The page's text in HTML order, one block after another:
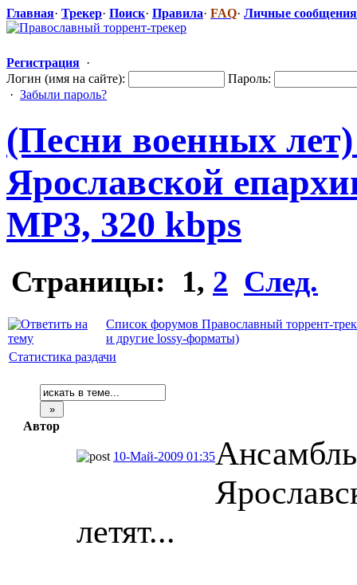
Главная· Трекер· Поиск· Правила· FAQ· Личные сообщения
Регистрация ·
Логин (имя на сайте):
Пароль:
· Забыли пароль?
(Песни военных
Ярославской
MP3, 320 kbps
Страницы: 1, 2 След.
Список форумов Православный торрент-
и другие lossy-форматы)
Статистика раздачи
Автор
10-Май-2009 01:35
летят...